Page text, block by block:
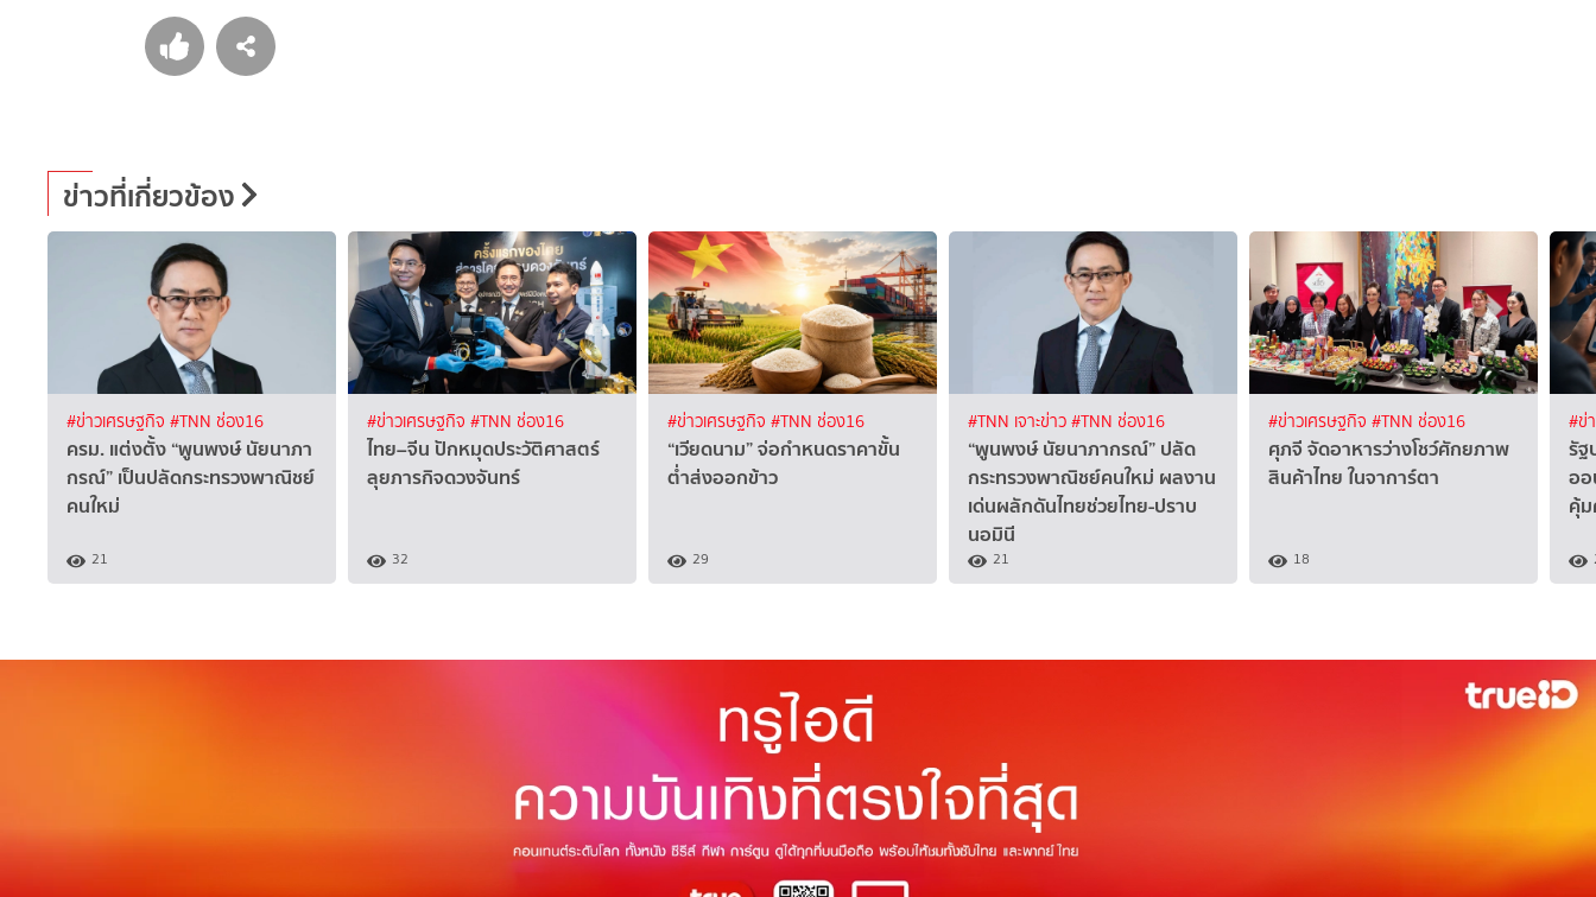
ข่าวที่เกี่ยวข้อง
#ข่าวเศรษฐกิจ #TNN ช่อง16
ครม. แต่งตั้ง “พูนพงษ์ นัยนาภา
กรณ์” เป็นปลัดกระทรวงพาณิชย์
คนใหม่
21
#ข่าวเศรษฐกิจ #TNN ช่อง16
ไทย–จีน ปักหมุดประวัติศาสตร์
ลุยภารกิจดวงจันทร์
32
#ข่าวเศรษฐกิจ #TNN ช่อง16
“เวียดนาม” จ่อกำหนดราคาขั้น
ต่ำส่งออกข้าว
29
#TNN เจาะข่าว#TNN ช่อง16
“พูนพงษ์ นัยนาภากรณ์” ปลัด
กระทรวงพาณิชย์คนใหม่ ผลงาน
เด่นผลักดันไทยช่วยไทย-ปราบ
นอมินี
21
#ข่าวเศรษฐกิจ #TNN ช่อง16
ศุภจี จัดอาหารว่างโชว์ศักยภาพ
สินค้าไทย ในจาการ์ตา
18
#ข่
รั
อ
คุ้